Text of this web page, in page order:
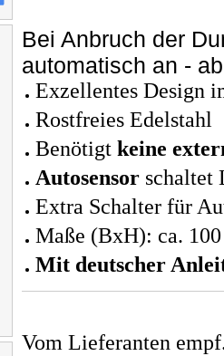
Bei Anbruch der
automatisch an -
Exzellentes Design
Rostfreies Edelstahl
Benötigt keine
Autosensor schaltet
Extra Schalter für
Maße (BxH): ca.
Mit deutscher
Vom Lieferanten